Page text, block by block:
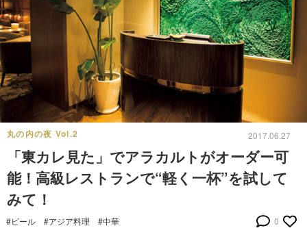
丸の内の夜 Vol.2 2017.06.27
「東カレ見た」でアラカルトがオーダー可
能！高級レストランで“軽く一杯”を試して
みて！
#ビール #アジア料理 #中華 0